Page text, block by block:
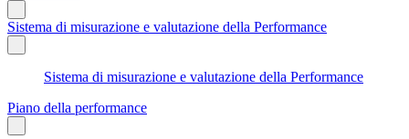
Sistema di misurazione e valutazione della Performance
Sistema di misurazione e valutazione della Performance
Piano della performance